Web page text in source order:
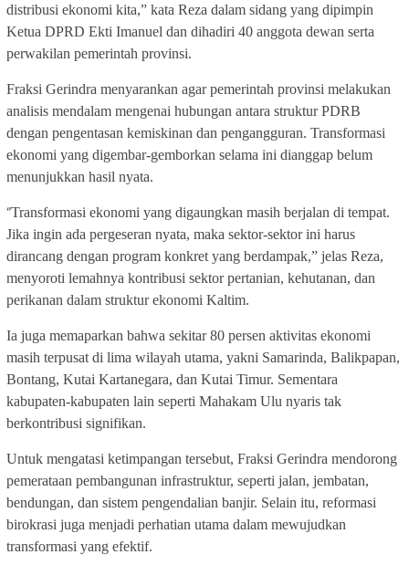
distribusi ekonomi kita,” kata Reza dalam sidang yang dipimpin
Ketua DPRD Ekti Imanuel dan dihadiri 40 anggota dewan serta
perwakilan pemerintah provinsi.
Fraksi Gerindra menyarankan agar pemerintah provinsi melakukan
analisis mendalam mengenai hubungan antara struktur PDRB
dengan pengentasan kemiskinan dan pengangguran. Transformasi
ekonomi yang digembar-gemborkan selama ini dianggap belum
menunjukkan hasil nyata.
“Transformasi ekonomi yang digaungkan masih berjalan di tempat.
Jika ingin ada pergeseran nyata, maka sektor-sektor ini harus
dirancang dengan program konkret yang berdampak,” jelas Reza,
menyoroti lemahnya kontribusi sektor pertanian, kehutanan, dan
perikanan dalam struktur ekonomi Kaltim.
Ia juga memaparkan bahwa sekitar 80 persen aktivitas ekonomi
masih terpusat di lima wilayah utama, yakni Samarinda, Balikpapan,
Bontang, Kutai Kartanegara, dan Kutai Timur. Sementara
kabupaten-kabupaten lain seperti Mahakam Ulu nyaris tak
berkontribusi signifikan.
Untuk mengatasi ketimpangan tersebut, Fraksi Gerindra mendorong
pemerataan pembangunan infrastruktur, seperti jalan, jembatan,
bendungan, dan sistem pengendalian banjir. Selain itu, reformasi
birokrasi juga menjadi perhatian utama dalam mewujudkan
transformasi yang efektif.